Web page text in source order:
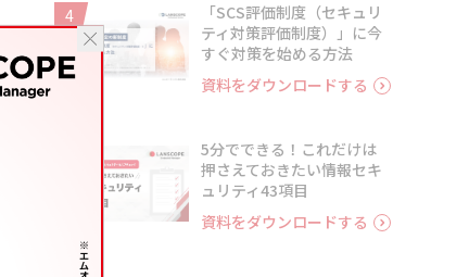
4
「SCS評価制度（セキュリ
ティ対策評価制度）」に今
すぐ対策を始める方法
資料をダウンロードする
5分でできる！これだけは
押さえておきたい情報セキ
ュリティ43項目
資料をダウンロードする